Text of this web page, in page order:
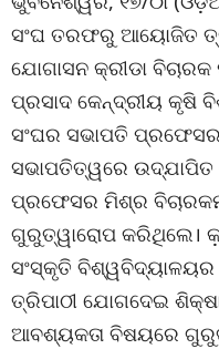
ସଂଘ ତରଫରୁ ଆୟୋଜିତ
ଯୋଗାସନ କ୍ରୀଡା
ପ୍ରସାଦ କେନ୍ଦ୍ରୀୟ କୃଷି
ସଂଘର ସଭାପତି
ସଭାପତିତ୍ୱରେ
ପ୍ରଫେସର ମିଶ୍ର
ଗୁରୁତ୍ୱାରୋପ କରିଥିଲେ।
ସଂସ୍କୃତି
ତ୍ରିପାଠୀ ଯୋଗଦେଇ
ଆବଶ୍ୟକତା ବିଷୟରେ